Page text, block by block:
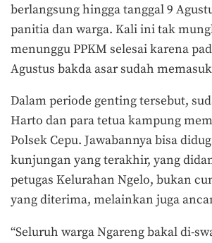
berlangsung hingga tanggal 9
panitia dan warga. Kali ini tak
menunggu PPKM selesai karena
Agustus bakda asar sudah
Dalam periode genting tersebut,
Harto dan para tetua kampung
Polsek Cepu. Jawabannya bisa
kunjungan yang terakhir, yang
petugas Kelurahan Ngelo, bukan
yang diterima, melainkan juga
“Seluruh warga Ngareng bakal di-